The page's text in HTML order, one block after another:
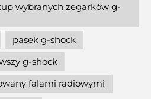
wybranych zegarków g-
pasek g-shock
g-shock
falami radiowymi